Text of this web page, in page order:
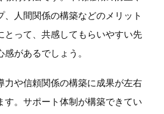
、人間関係の構築などのメリット
とって、共感してもらいやすい先
があるでしょう。
力や信頼関係の構築に成果が左右
す。サポート体制が構築できてい